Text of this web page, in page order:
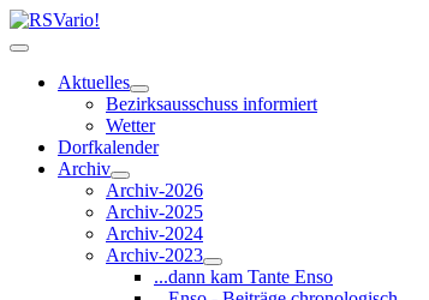
Aktuelles
Bezirksausschuss informiert
Wetter
Dorfkalender
Archiv
Archiv-2026
Archiv-2025
Archiv-2024
Archiv-2023
...dann kam Tante Enso